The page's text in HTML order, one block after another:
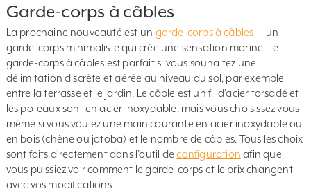
Garde-corps à câbles
La prochaine nouveauté est un garde-corps à câbles — un
garde-corps minimaliste qui crée une sensation marine. Le
garde-corps à câbles est parfait si vous souhaitez une
délimitation discrète et aérée au niveau du sol, par exemple
entre la terrasse et le jardin. Le câble est un fil d’acier torsadé et
les poteaux sont en acier inoxydable, mais vous choisissez vous-
même si vous voulez une main courante en acier inoxydable ou
en bois (chêne ou jatoba) et le nombre de câbles. Tous les choix
sont faits directement dans l’outil deconfiguration afin que
vous puissiez voir comment le garde-corps et le prix changent
avec vos modifications.